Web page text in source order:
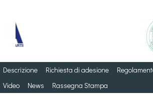
Descrizione Richiesta di adesione
Video
News Rassegna Stampa